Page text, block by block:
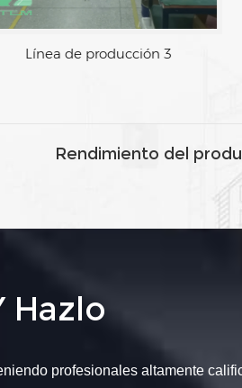
de producción 2
Rendimiento del
Hazlo
profesionales altamente